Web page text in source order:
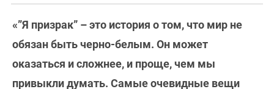
«”Я призрак” – это история о том, что мир не
обязан быть черно-белым. Он может
оказаться и сложнее, и проще, чем мы
привыкли думать. Самые очевидные вещи